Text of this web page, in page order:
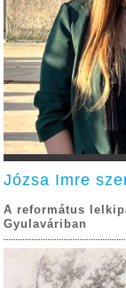
Józsa Imre
A református
Gyulaváriban